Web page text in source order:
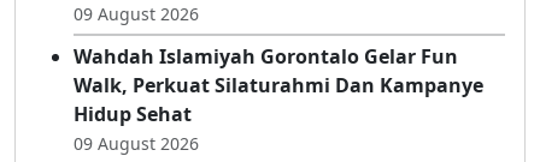
09 August 2026
Wahdah Islamiyah Gorontalo Gelar Fun
Walk, Perkuat Silaturahmi Dan Kampanye
Hidup Sehat
09 August 2026